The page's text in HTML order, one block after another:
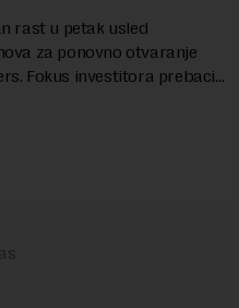
rast u petak usled
za ponovno otvaranje
Fokus investitora prebacio